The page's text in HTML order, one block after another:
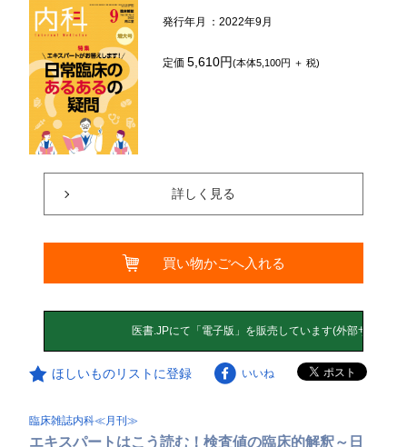
発行年月 ：2022年9月
定価5,610円(本体5,100円 ＋ 税)
詳しく見る
買い物かごへ入れる
ほしいものリストに登録 いいね
臨床雑誌内科≪月刊≫
エキスパートはこう読む！検査値の臨床的解釈～日